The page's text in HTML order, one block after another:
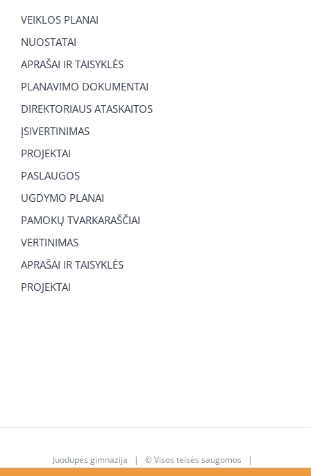
VEIKLOS PLANAI
NUOSTATAI
APRAŠAI IR TAISYKLĖS
PLANAVIMO DOKUMENTAI
DIREKTORIAUS ATASKAITOS
ĮSIVERTINIMAS
PROJEKTAI
PASLAUGOS
UGDYMO PLANAI
PAMOKŲ TVARKARAŠČIAI
VERTINIMAS
APRAŠAI IR TAISYKLĖS
PROJEKTAI
Juodupės gimnazija | © Visos teisės saugomos |